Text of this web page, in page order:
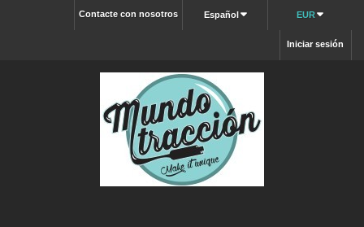
EUR
Español
Contacte con nosotros
Iniciar sesión